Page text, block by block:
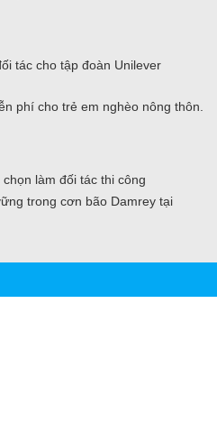
tác cho tập đoàn Unilever
phí cho trẻ em nghèo nông thôn.
làm đối tác thi công
trong cơn bão Damrey tại